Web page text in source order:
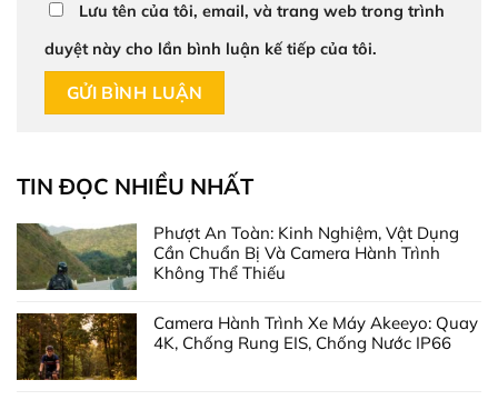
Lưu tên của tôi, email, và trang web trong trình
duyệt này cho lần bình luận kế tiếp của tôi.
TIN ĐỌC NHIỀU NHẤT
Phượt An Toàn: Kinh Nghiệm, Vật Dụng
Cần Chuẩn Bị Và Camera Hành Trình
Không Thể Thiếu
Camera Hành Trình Xe Máy Akeeyo: Quay
4K, Chống Rung EIS, Chống Nước IP66